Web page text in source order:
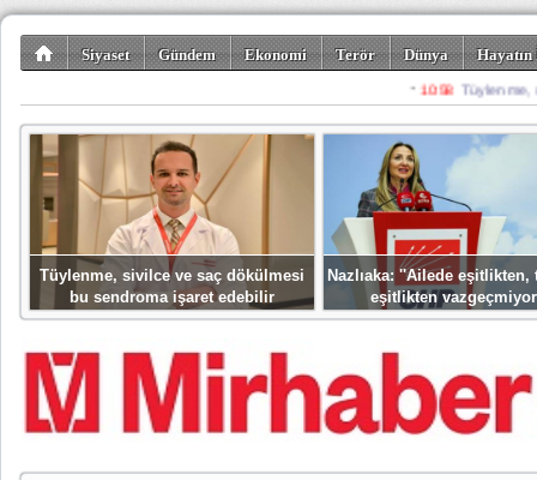
Siyaset Gündem Ekonomi Terör Dünya
Spor Misafir
Tüylenme, sivilce ve saç dökülmesi
bu sendroma işaret edebilir
Nazlıaka: ''Ailede eşitlikten,
eşitlikten